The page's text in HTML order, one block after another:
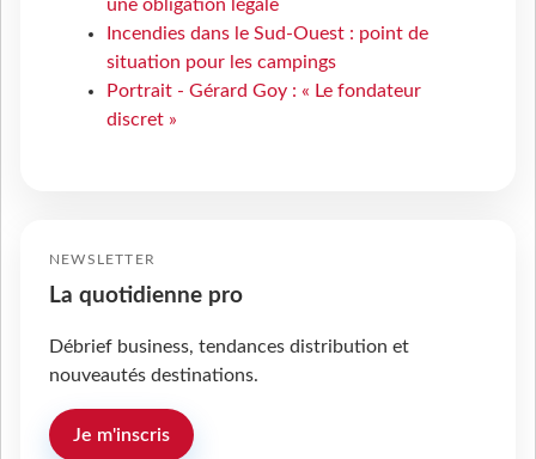
une obligation légale
Incendies dans le Sud-Ouest : point de
situation pour les campings
Portrait - Gérard Goy : « Le fondateur
discret »
NEWSLETTER
La quotidienne pro
Débrief business, tendances distribution et
nouveautés destinations.
Je m'inscris